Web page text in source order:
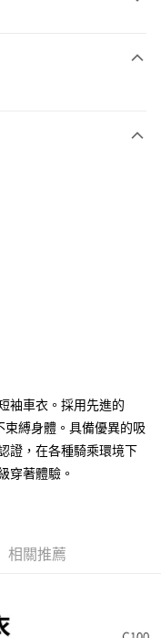
。
。
轉至「AFTEE先享後付」
交易完成。
您需要取消訂單，請聯絡
頁面顯示為準，若有關於
請聯繫「AFTEE先享後付
袖車衣。採用先進的
縛身體。具備優異的吸
證，在各種騎乘環境下
穿著體驗。
相關推薦